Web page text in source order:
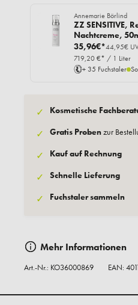
Annemarie Börlind
ZZ SENSITIVE,
Nachtcreme,
35,96€*44,95€
719,20 €* / 1 Liter
+ 35 Fuchstaler
✓ Kosmetische
✓ Gratis Probenzur
✓ Kauf auf Rechnung
✓ Schnelle Lieferung
✓ Fuchstaler sammeln
Mehr Informationen
Art.-Nr.: KO36000869 EAN: